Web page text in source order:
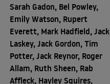
Sarah Gadon, Bel Powley,
Emily Watson, Rupert
Everett, Mark Hadfield, Jack
Laskey, Jack Gordon, Tim
Potter, Jack Reynor, Roger
Allam, Ruth Sheen, Rab
Affleck, Hayley Squires,